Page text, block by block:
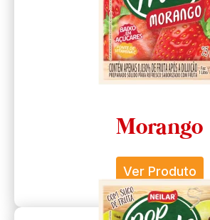
Morango
Ver Produto